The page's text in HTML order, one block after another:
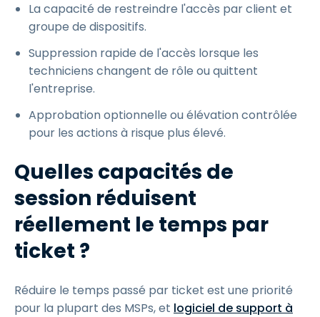
La capacité de restreindre l'accès par client et
groupe de dispositifs.
Suppression rapide de l'accès lorsque les
techniciens changent de rôle ou quittent
l'entreprise.
Approbation optionnelle ou élévation contrôlée
pour les actions à risque plus élevé.
Quelles capacités de
session réduisent
réellement le temps par
ticket ?
Réduire le temps passé par ticket est une priorité
pour la plupart des MSPs, et logiciel de support à